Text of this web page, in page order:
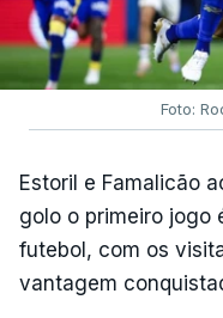
Foto:
Estoril e Famalicão
golo o primeiro jogo
futebol, com os
vantagem